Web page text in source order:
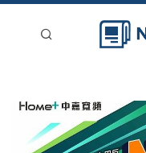
新聞稿分類
登入